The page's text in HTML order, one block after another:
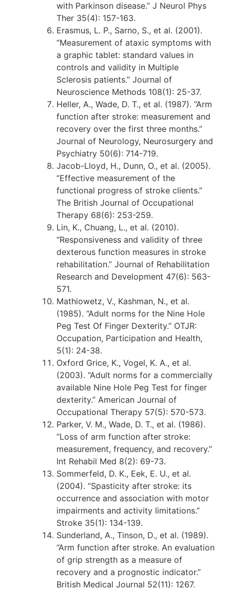
with Parkinson disease.” J Neurol Phys
Ther 35(4): 157-163.
Erasmus, L. P., Sarno, S., et al. (2001).
“Measurement of ataxic symptoms with
a graphic tablet: standard values in
controls and validity in Multiple
Sclerosis patients.” Journal of
Neuroscience Methods 108(1): 25-37.
Heller, A., Wade, D. T., et al. (1987). “Arm
function after stroke: measurement and
recovery over the first three months.”
Journal of Neurology, Neurosurgery and
Psychiatry 50(6): 714-719.
Jacob-Lloyd, H., Dunn, O., et al. (2005).
“Effective measurement of the
functional progress of stroke clients.”
The British Journal of Occupational
Therapy 68(6): 253-259.
Lin, K., Chuang, L., et al. (2010).
“Responsiveness and validity of three
dexterous function measures in stroke
rehabilitation.” Journal of Rehabilitation
Research and Development 47(6): 563-
571.
Mathiowetz, V., Kashman, N., et al.
(1985). “Adult norms for the Nine Hole
Peg Test Of Finger Dexterity.” OTJR:
Occupation, Participation and Health,
5(1): 24-38.
Oxford Grice, K., Vogel, K. A., et al.
(2003). “Adult norms for a commercially
available Nine Hole Peg Test for finger
dexterity.” American Journal of
Occupational Therapy 57(5): 570-573.
Parker, V. M., Wade, D. T., et al. (1986).
“Loss of arm function after stroke:
measurement, frequency, and recovery.”
Int Rehabil Med 8(2): 69-73.
Sommerfeld, D. K., Eek, E. U., et al.
(2004). “Spasticity after stroke: its
occurrence and association with motor
impairments and activity limitations.”
Stroke 35(1): 134-139.
Sunderland, A., Tinson, D., et al. (1989).
“Arm function after stroke. An evaluation
of grip strength as a measure of
recovery and a prognostic indicator.”
British Medical Journal 52(11): 1267.